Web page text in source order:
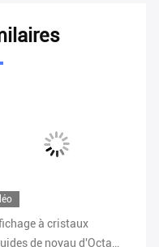
à cristaux
de noyau d'Octa